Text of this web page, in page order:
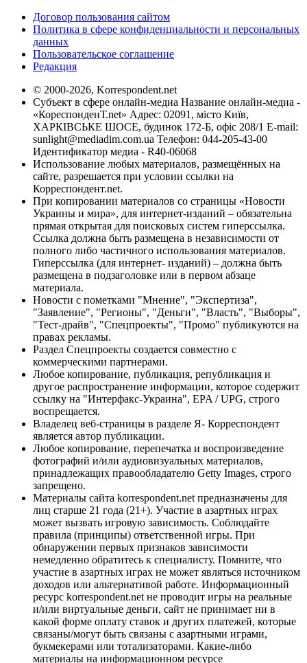
Договор пользования сайтом
Политика в сфере конфиденциальности и персональных
данных
Пользовательское соглашение
Редакция
© 2000-2026, Korrespondent.net
Субъект в сфере онлайн-медиа Название онлайн-медиа -
«КореспонденТ.net» Адрес: 02091, місто Київ,
ХАРКІВСЬКЕ ШОСЕ, будинок 172-Б, офіс 208/1 E-mail:
sunlight@mediadim.com.ua Телефон: 044-205-43-00
Идентификатор медиа - R40-06068
Использование любых материалов, размещённых на
сайте, разрешается при условии ссылки на
Корреспондент.net.
При копировании материалов со страницы «Новости
Украины и мира», для интернет-изданий – обязательна
прямая открытая для поисковых систем гиперссылка.
Ссылка должна быть размещена в независимости от
полного либо частичного использования материалов.
Гиперссылка (для интернет- изданий) – должна быть
размещена в подзаголовке или в первом абзаце
материала.
Новости с пометками "Мнение", "Экспертиза",
"Заявление", "Регионы", "Деньги", "Власть", "Выборы",
"Тест-драйв", "Спецпроекты", "Промо" публикуются на
правах рекламы.
Раздел Спецпроекты создается совместно с
коммерческими партнерами.
Любое копирование, публикация, републикация и
другое распространение информации, которое содержит
ссылку на "Интерфакс-Украина", EPA / UPG, строго
воспрещается.
Владелец веб-страницы в разделе Я- Корреспондент
является автор публикации.
Любое копирование, перепечатка и воспроизведение
фотографий и/или аудиовизуальных материалов,
принадлежащих правообладателю Getty Images, строго
запрещено.
Материалы сайта korrespondent.net предназначены для
лиц старше 21 года (21+). Участие в азартных играх
может вызвать игровую зависимость. Соблюдайте
правила (принципы) ответственной игры. При
обнаружении первых признаков зависимости
немедленно обратитесь к специалисту. Помните, что
участие в азартных играх не может являться источником
доходов или альтернативой работе. Информационный
ресурс korrespondent.net не проводит игры на реальные
и/или виртуальные деньги, сайт не принимает ни в
какой форме оплату ставок и других платежей, которые
связаны/могут быть связаны с азартными играми,
букмекерами или тотализаторами. Какие-либо
материалы на информационном ресурсе